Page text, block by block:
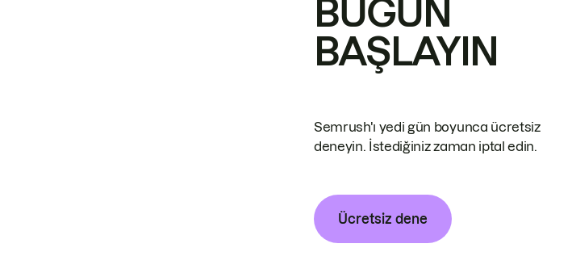
BUGÜN
BAŞLAYIN
Semrush'ı yedi gün boyunca ücretsiz
deneyin. İstediğiniz zaman iptal edin.
Ücretsiz dene